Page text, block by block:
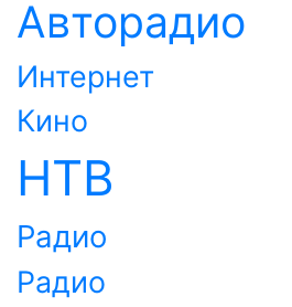
Авторадио
Интернет
Кино
НТВ
Радио
Радио